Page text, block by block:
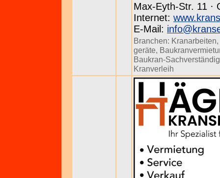
Max-Eyth-Str. 11 ·
Internet:
E-Mail:
Branchen: Kranarbeiten,
geräte,
Baukran-
Kranverleih